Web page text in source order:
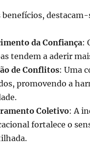
benefícios, destacam-
da Confiança:
tendem a aderir
de Conflitos: Uma
promovendo a
Coletivo: A
fortalece o